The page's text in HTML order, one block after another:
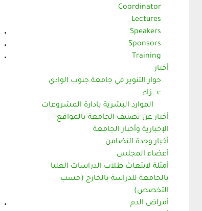
Coordinator
Lectures
Speakers
Sponsors
Training
أخبار
حوار التنوير في جامعة جنوب الوادي
عــــزاء
الموارد البشرية بادارة المشروعات
أخبار عن تصنيف الجامعة بالمواقع
الإخبارية وأخبار الجامعة
أخبار وحدة التضامن
أعضاء المجلس
أمثلة لابتعاث طلاب الدراسات العليا
بالجامعة للدراسة بالخارج (حسب
التخصص)
أمراض الدم